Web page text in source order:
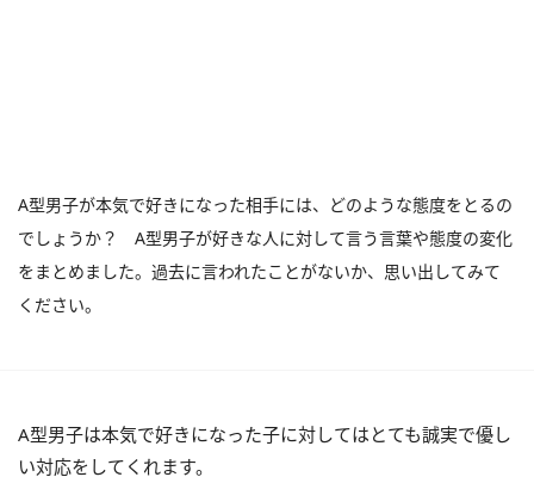
A型男子が本気で好きになった相手には、どのような態度をとるの
でしょうか？ A型男子が好きな人に対して言う言葉や態度の変化
をまとめました。過去に言われたことがないか、思い出してみて
ください。
A型男子は本気で好きになった子に対してはとても誠実で優し
い対応をしてくれます。